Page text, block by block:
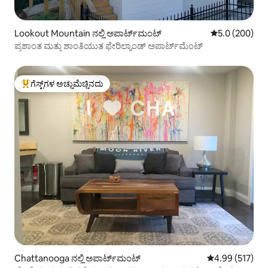
Lookout Mountain ನಲ್ಲಿ ಅಪಾರ್ಟ್‌ಮಂಟ್ 5 ರಲ್ಲಿ 5.0
5.0 (200)
ಪ್ರಶಾಂತ ಮತ್ತು ಶಾಂತಿಯುತ ಫೇರಿಲ್ಯಾಂಡ್ ಅಪಾರ್ಟ್‌ಮೆಂಟ್
ಗೆಸ್ಟ್‌ಗಳಿಗೆ ಅತಿ ಹೆಚ್ಚು ಅಚ್ಚುಮೆಚ್ಚಿನದು
ಗೆಸ್ಟ್‌ಗಳ ಅಚ್ಚುಮೆಚ್ಚಿನದು
Chattanooga ನಲ್ಲಿ ಅಪಾರ್ಟ್‌ಮಂಟ್ 5 ರಲ್ಲಿ 4.99
4.99 (517)